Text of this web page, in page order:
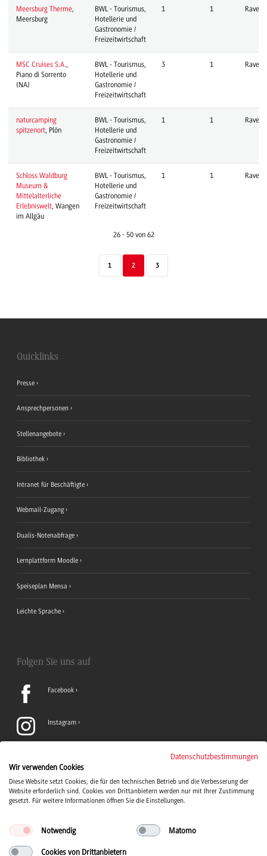
Meersburg Therme,
Meersburg
BWL - Tourismus,
Hotellerie und
Gastronomie /
Freizeitwirtschaft
1 1
MSC Cruises S.A.,
Piano di Sorrento
(NA)
BWL - Tourismus,
Hotellerie und
Gastronomie /
Freizeitwirtschaft
3 1
naturcamping
spitzenort, Plön
BWL - Tourismus,
Hotellerie und
Gastronomie /
Freizeitwirtschaft
1 1
Schloss Waldburg
Museum &
Mittelalterliche
Erlebniswelt, Wangen
im Allgäu
BWL - Tourismus,
Hotellerie und
Gastronomie /
Freizeitwirtschaft
1 1
26 - 50 von 62
1 2 3
Quicklinks
Presse
Ansprechpersonen
Stellenangebote
Bibliothek
Intranet für Beschäftigte
Webmail-Zugang
Dualis-Notenabfrage
Lernplattform Moodle
Speiseplan Mensa
Leichte Sprache
Folgen Sie uns auf
Facebook
Instagram
TikTok
Datenschutzbestimmungen
Wir verwenden Cookies
Diese Website setzt Cookies, die für den technischen Betrieb und die Verbesserung der
Website erforderlich sind. Cookies von Drittanbietern werden nur mit Ihrer Zustimmung
gesetzt. Für weitere Informationen öffnen Sie die Einstellungen.
Notwendig Matomo
Cookies von Drittanbietern